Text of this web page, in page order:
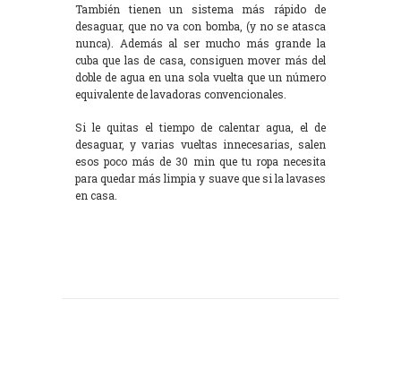
También tienen un sistema más rápido de
desaguar, que no va con bomba, (y no se atasca
nunca). Además al ser mucho más grande la
cuba que las de casa, consiguen mover más del
doble de agua en una sola vuelta que un número
equivalente de lavadoras convencionales.
Si le quitas el tiempo de calentar agua, el de
desaguar, y varias vueltas innecesarias, salen
esos poco más de 30 min que tu ropa necesita
para quedar más limpia y suave que si la lavases
en casa.